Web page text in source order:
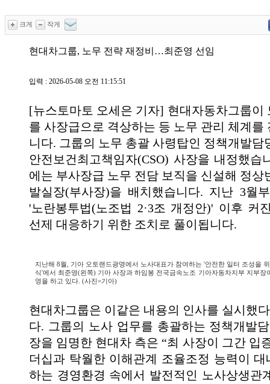
크게 작게
현대차그룹, 노무 전략 재정비…최준영 선임
입력 : 2026-05-08 오전 11:15:51
[뉴스토마토 오세은 기자] 현대자동차그룹이
를 사장급으로 격상하는 등 노무 관리 체계를
니다. 그룹의 노무 총괄 사령탑인 정책개발담
안전보건최고책임자(CSO) 사장을 내정했습
에는 부사장급 노무 전담 보직을 신설해 정상
발실장(부사장)을 배치했습니다. 지난 3월
'노란봉투법(노조법 2·3조 개정안)' 이후 커
선제 대응하기 위한 조치로 풀이됩니다.
지난해 8월, 기아 오토랜드광명에서 노사대표가 참여하는 '안전한 일터 조성을
식'에서 최준영(왼쪽) 기아 사장과 하임봉 전국금속노조 기아자동차지부 지부장
영을 하고 있다. (사진=기아)
현대차그룹은 이같은 내용의 인사를 실시했
다. 그룹의 노사 업무를 총괄하는 정책개발
장을 임명한 현대차 측은 “최 사장이 그간 입
더십과 탁월한 이해관계 조율조정 능력이
하는 경영환경 속에서 발전적인 노사상생관